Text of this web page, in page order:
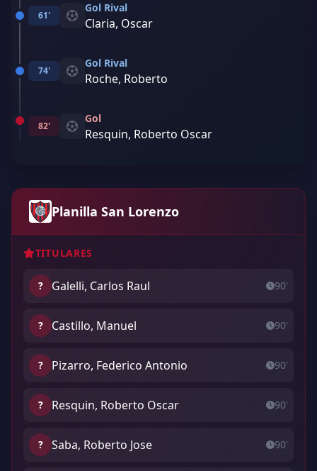
61'
Gol Rival
Claria, Oscar
74'
Gol Rival
Roche, Roberto
82'
Gol
Resquin, Roberto Oscar
Planilla San Lorenzo
TITULARES
? Galelli, Carlos Raul 90'
? Castillo, Manuel 90'
? Pizarro, Federico Antonio 90'
? Resquin, Roberto Oscar 90'
? Saba, Roberto Jose 90'